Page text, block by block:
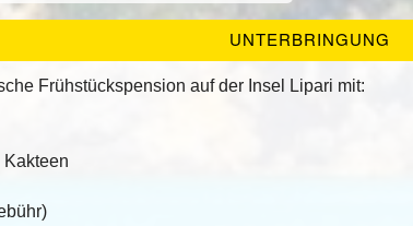
UNTERBRINGUNG
Frühstückspension auf der Insel Lipari mit:
Kakteen